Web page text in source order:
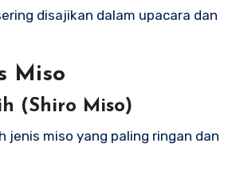
disajikan dalam upacara dan
Miso
(Shiro Miso)
jenis miso yang paling ringan dan